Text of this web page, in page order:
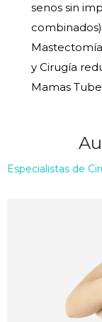
senos sin
y Cirugía
Mamas
Especialistas de